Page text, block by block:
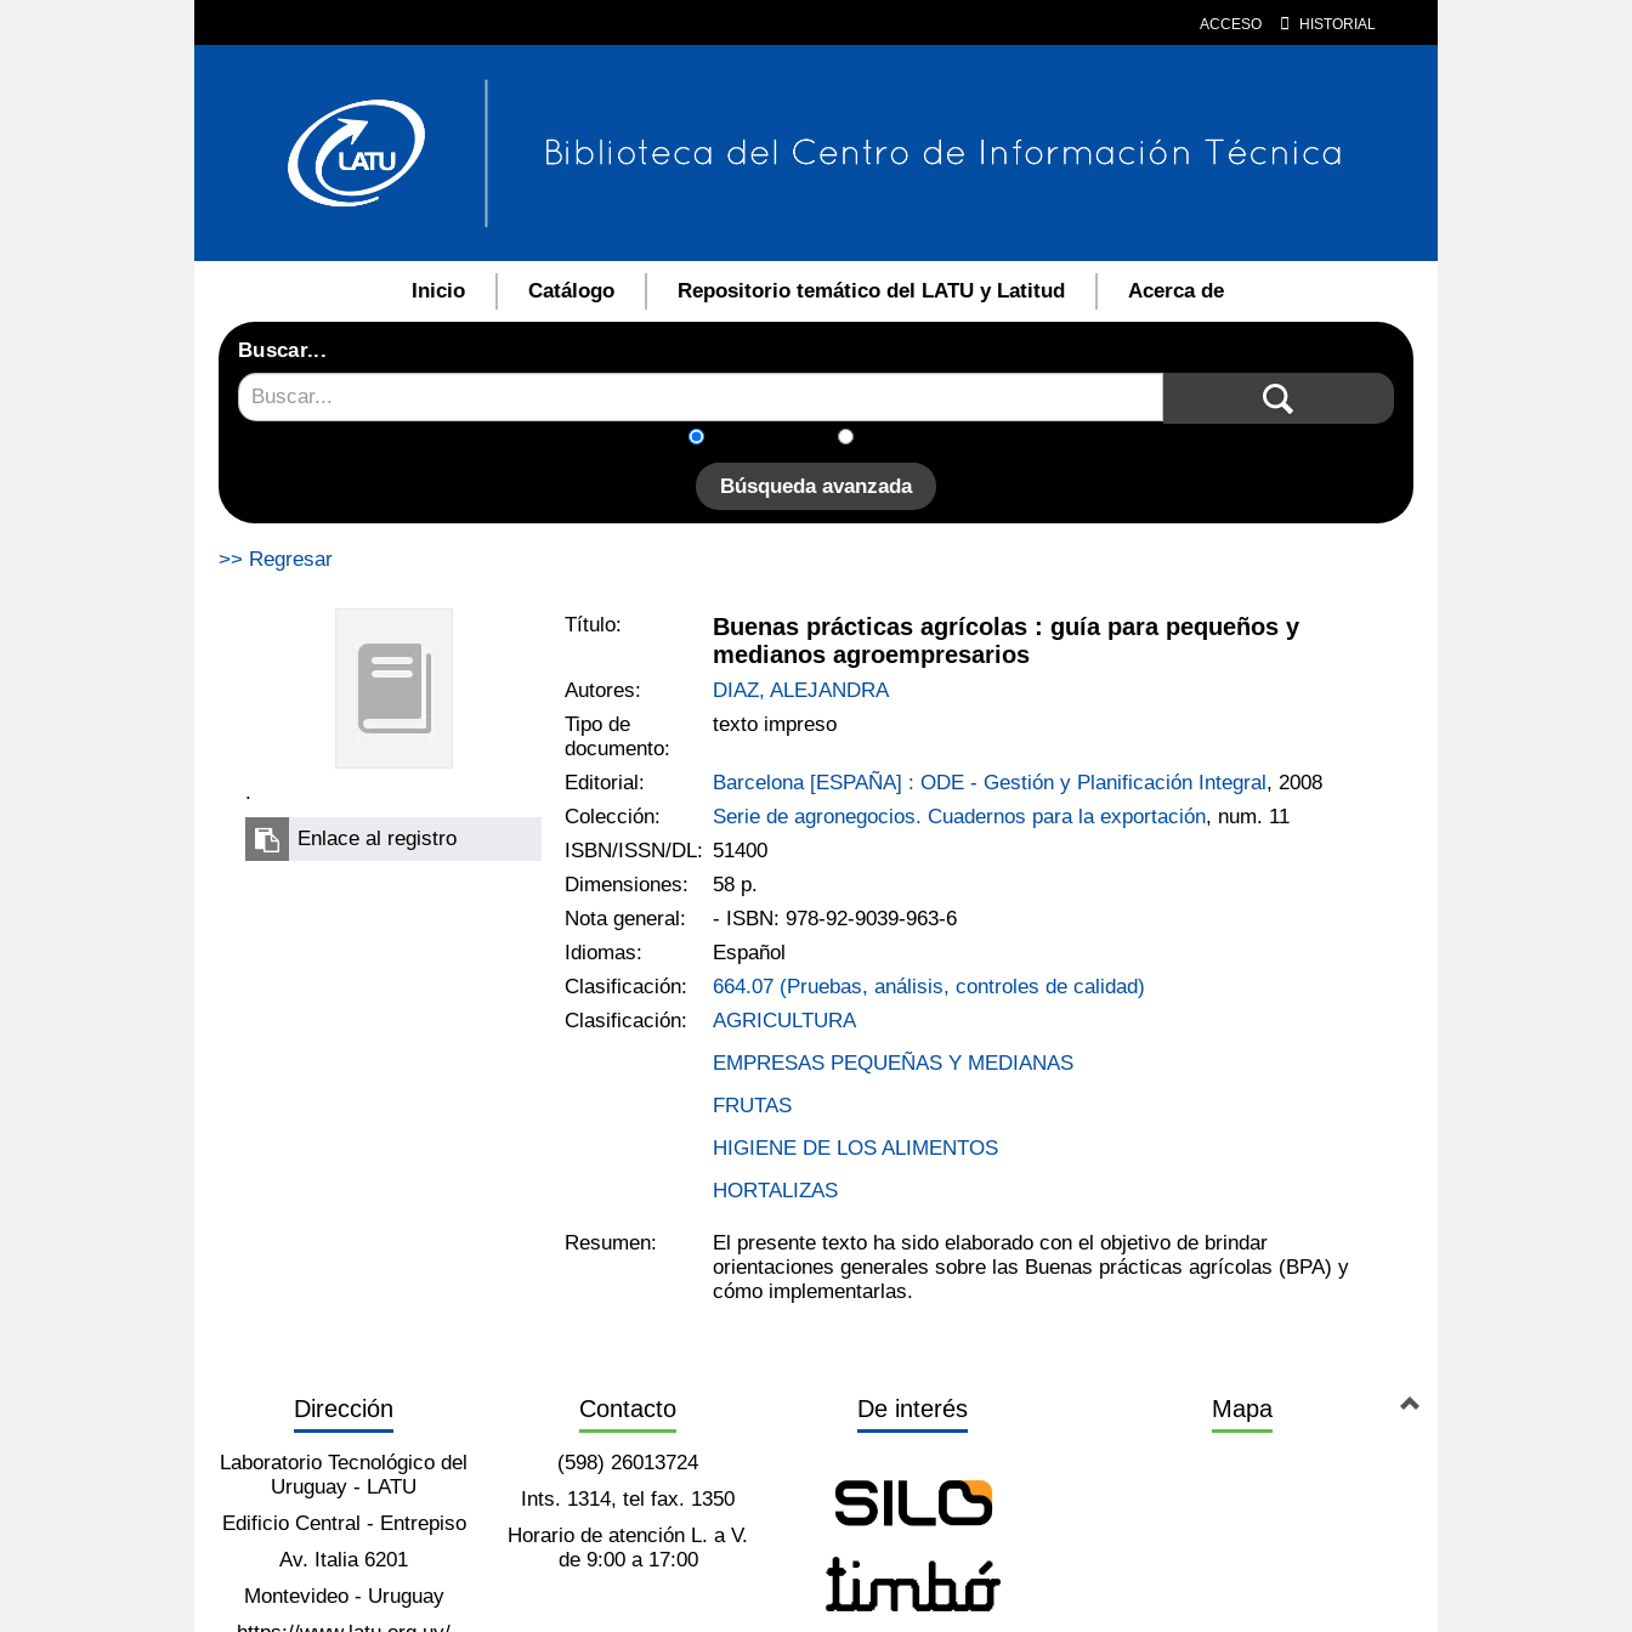
ACCESO HISTORIAL
Inicio Catálogo Repositorio temático del LATU y Latitud Acerca de
Buscar...
Búsqueda avanzada
>> Regresar
.
Enlace al registro
Título:
Buenas prácticas agrícolas : guía para pequeños y
medianos agroempresarios
Autores:
DIAZ, ALEJANDRA
Tipo de
documento:
texto impreso
Editorial: Barcelona [ESPAÑA] : ODE - Gestión y Planificación Integral, 2008
Colección:
Serie de agronegocios. Cuadernos para la exportación, num. 11
ISBN/ISSN/DL: 51400
Dimensiones:
58 p.
Nota general:
- ISBN: 978-92-9039-963-6
Idiomas:
Español
Clasificación:
664.07 (Pruebas, análisis, controles de calidad)
Clasificación:
AGRICULTURA
EMPRESAS PEQUEÑAS Y MEDIANAS
FRUTAS
HIGIENE DE LOS ALIMENTOS
HORTALIZAS
Resumen:
El presente texto ha sido elaborado con el objetivo de brindar
orientaciones generales sobre las Buenas prácticas agrícolas (BPA) y
cómo implementarlas.
Dirección
Laboratorio Tecnológico del
Uruguay - LATU
Edificio Central - Entrepiso
Av. Italia 6201
Montevideo - Uruguay
Contacto
(598) 26013724
Ints. 1314, tel fax. 1350
Horario de atención L. a V.
de 9:00 a 17:00
De interés Mapa